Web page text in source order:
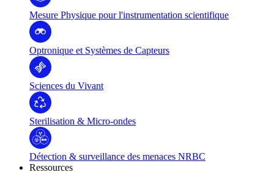
Mesure Physique pour l'instrumentation scientifique
Optronique et Systèmes de Capteurs
Sciences du Vivant
Sterilisation & Micro-ondes
Détection & surveillance des menaces NRBC
Ressources